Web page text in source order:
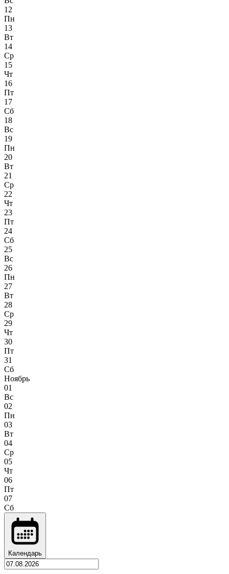
12
Пн
13
Вт
14
Ср
15
Чт
16
Пт
17
Сб
18
Вс
19
Пн
20
Вт
21
Ср
22
Чт
23
Пт
24
Сб
25
Вс
26
Пн
27
Вт
28
Ср
29
Чт
30
Пт
31
Сб
Ноябрь
01
Вс
02
Пн
03
Вт
04
Ср
05
Чт
06
Пт
07
Сб
Календарь